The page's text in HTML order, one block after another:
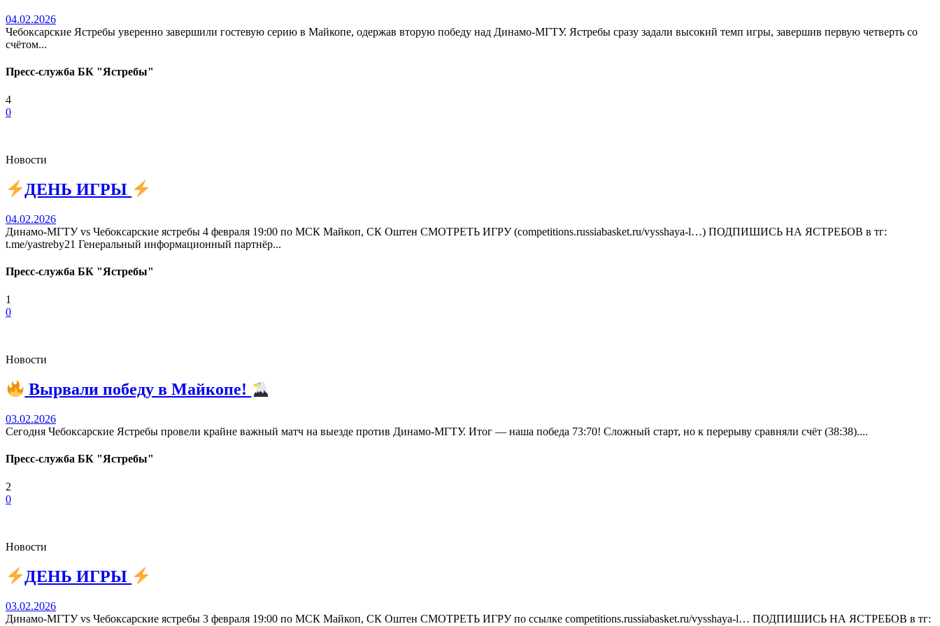
04.02.2026
Чебоксарские Ястребы уверенно завершили гостевую серию в Майкопе, одержав вторую победу над Динамо-МГТУ. Ястребы сразу задали высокий темп игры, завершив первую четверть со
счётом...
Пресс-служба БК "Ястребы"
4
0
Новости
ДЕНЬ ИГРЫ
04.02.2026
Динамо-МГТУ vs Чебоксарские ястребы 4 февраля 19:00 по МСК Майкоп, СК Оштен СМОТРЕТЬ ИГРУ (competitions.russiabasket.ru/vysshaya-l…) ПОДПИШИСЬ НА ЯСТРЕБОВ в тг:
t.me/yastreby21 Генеральный информационный партнёр...
Пресс-служба БК "Ястребы"
1
0
Новости
Вырвали победу в Майкопе!
03.02.2026
Сегодня Чебоксарские Ястребы провели крайне важный матч на выезде против Динамо-МГТУ. Итог — наша победа 73:70! Сложный старт, но к перерыву сравняли счёт (38:38)....
Пресс-служба БК "Ястребы"
2
0
Новости
ДЕНЬ ИГРЫ
03.02.2026
Динамо-МГТУ vs Чебоксарские ястребы 3 февраля 19:00 по МСК Майкоп, СК Оштен СМОТРЕТЬ ИГРУ по ссылке competitions.russiabasket.ru/vysshaya-l… ПОДПИШИСЬ НА ЯСТРЕБОВ в тг: